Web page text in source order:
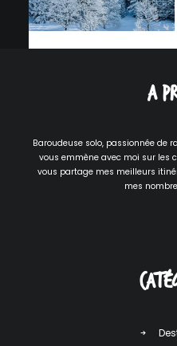
A
Baroudeuse solo, passionnée de
vous emmène avec moi sur les
vous partage mes meilleurs
mes